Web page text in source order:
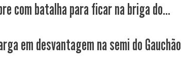
com batalha para ficar na briga do...
em desvantagem na semi do